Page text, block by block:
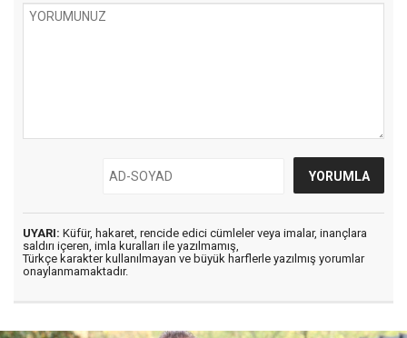
UYARI: Küfür, hakaret, rencide edici cümleler veya imalar, inançlara
saldırı içeren, imla kuralları ile yazılmamış,
Türkçe karakter kullanılmayan ve büyük harflerle yazılmış yorumlar
onaylanmamaktadır.